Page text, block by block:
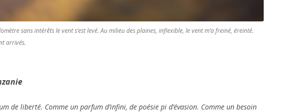
sans intérêts le vent s’est levé. Au milieu des plaines, inflexible, le vent m’a freiné, éreinté.
arrivés.
de liberté. Comme un parfum d’infini, de poésie pi d’évasion. Comme un besoin